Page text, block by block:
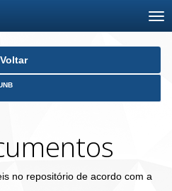
Voltar
no repositório de acordo com a